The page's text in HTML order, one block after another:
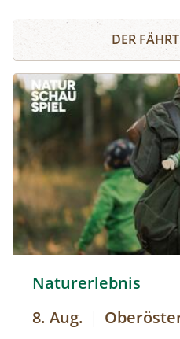
Teil eines europaweiten
letzten verbliebenen
Lebensräumen sind ein
Urwaldarten, wie der
Weißrückenspecht, ein
UNESCO-Welterbe Tour:
DER
Naturerlebnis
8. Aug. |